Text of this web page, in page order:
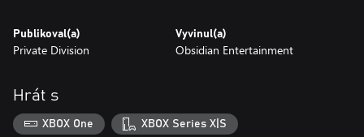
Publikoval(a)
Private Division
Vyvinul(a)
Obsidian Entertainment
Hrát s
XBOX One XBOX Series X|S